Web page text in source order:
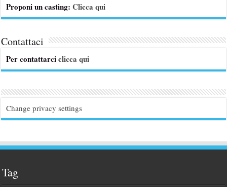
Proponi un casting:Clicca qui
Contattaci
Per contattarciclicca qui
Change privacy settings
Tag